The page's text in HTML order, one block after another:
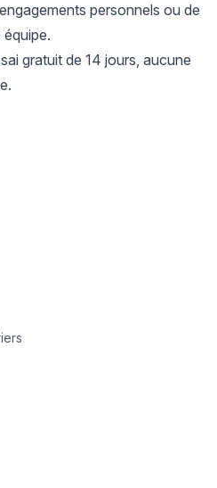
personnels ou de
gratuit de 14 jours, aucune